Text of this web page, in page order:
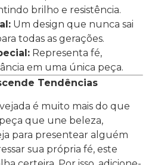
brilho e resistência.
Um design que nunca sai
todas as gerações.
Representa fé,
em uma única peça.
Tendências
é muito mais do que
que une beleza,
para presentear alguém
sua própria fé, este